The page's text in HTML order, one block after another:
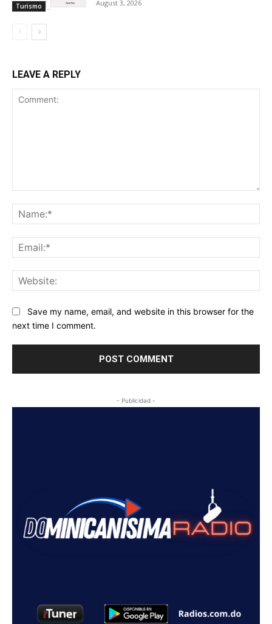
Turismo August 3, 2026
LEAVE A REPLY
Save my name, email, and website in this browser for the
next time I comment.
- Publicidad -